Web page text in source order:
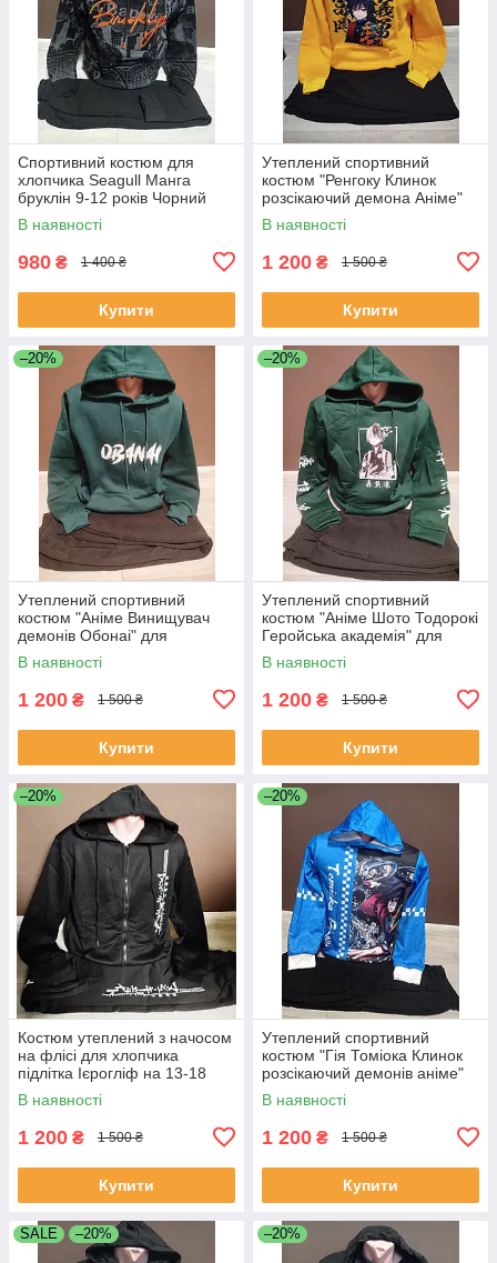
Спортивний костюм для
хлопчика Seagull Манга
бруклін 9-12 років Чорний
Утеплений спортивний
костюм
В наявності
980 ₴ 1 400 ₴
Купити
Утеплений спортивний
костюм "Ренгоку Клинок
розсікаючий демона Аніме"
для хлопчика підлітка Японія
на 11-16 років худі штани
В наявності
1 200 ₴ 1 500 ₴
Купити
–20%
Утеплений спортивний
костюм "Аніме Винищувач
демонів Обонаі" для
хлопчика підлітка Японія на
13-18 років худі штани
В наявності
1 200 ₴ 1 500 ₴
Купити
–20%
Утеплений спортивний
костюм "Аніме Шото Тодорокі
Геройська академія" для
підлітка Японія 13-18 років
кофта штани чорний зелений
В наявності
1 200 ₴ 1 500 ₴
Купити
–20%
Костюм утеплений з начосом
на флісі для хлопчика
підлітка Ієрогліф на 13-18
років куртка штани чорний
В наявності
1 200 ₴ 1 500 ₴
Купити
–20%
Утеплений спортивний
костюм "Гія Томіока Клинок
розсікаючий демонів аніме"
для хлопчика підлітка Японія
на 11-16 років худі штани
В наявності
1 200 ₴ 1 500 ₴
Купити
SALE –20% –20%